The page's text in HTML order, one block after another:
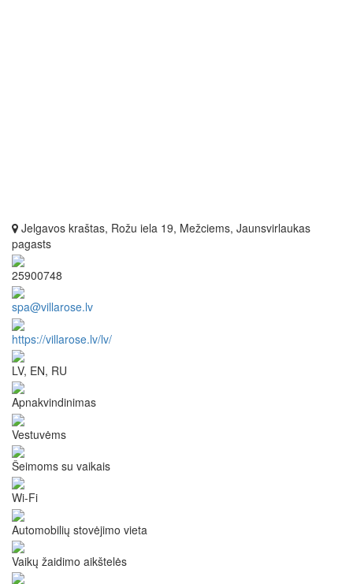
Jelgavos kraštas, Rožu iela 19, Mežciems, Jaunsvirlaukas
pagasts
25900748
spa@villarose.lv
https://villarose.lv/lv/
LV, EN, RU
Apnakvindinimas
Vestuvėms
Šeimoms su vaikais
Wi-Fi
Automobilių stovėjimo vieta
Vaikų žaidimo aikštelės